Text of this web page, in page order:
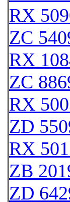
RX
ZC
RX
ZC
RX
ZD
RX
ZB
ZD